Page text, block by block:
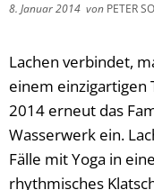
8. Januar 2014 von PETER
Lachen verbindet,
einem einzigartigen
2014 erneut das
Wasserwerk ein.
Fälle mit Yoga in
rhythmisches